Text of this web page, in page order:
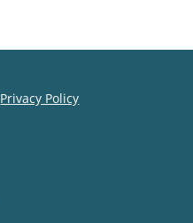
Privacy Policy